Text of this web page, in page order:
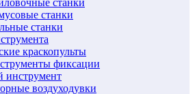
станки
станки
краскопульты
фиксации
инструмент
воздуходувки